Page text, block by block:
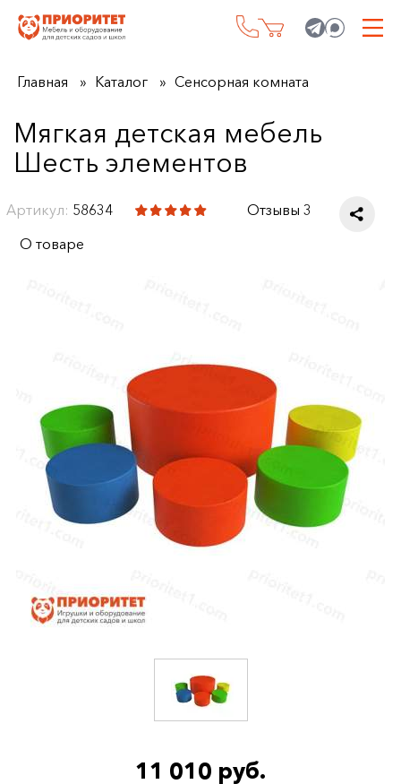
Главная Каталог Сенсорная комната
Мягкая детская мебель
Шесть элементов
Артикул: 58634
Отзывы 3
О товаре
11 010 руб.